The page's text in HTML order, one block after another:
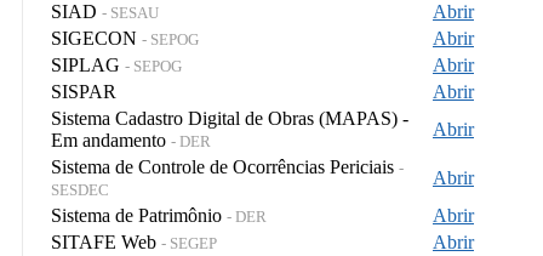
SIAD - SESAU
Abrir
SIGECON - SEPOG
Abrir
SIPLAG - SEPOG
Abrir
SISPAR
Abrir
Sistema Cadastro Digital de Obras (MAPAS) -
Em andamento - DER
Abrir
Sistema de Controle de Ocorrências Periciais -
SESDEC
Abrir
Sistema de Patrimônio - DER
Abrir
SITAFE Web - SEGEP
Abrir